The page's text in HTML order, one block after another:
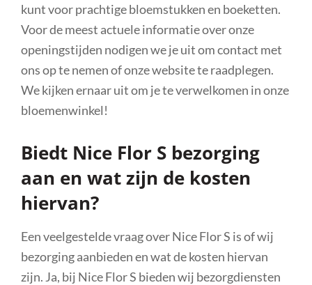
kunt voor prachtige bloemstukken en boeketten.
Voor de meest actuele informatie over onze
openingstijden nodigen we je uit om contact met
ons op te nemen of onze website te raadplegen.
We kijken ernaar uit om je te verwelkomen in onze
bloemenwinkel!
Biedt Nice Flor S bezorging
aan en wat zijn de kosten
hiervan?
Een veelgestelde vraag over Nice Flor S is of wij
bezorging aanbieden en wat de kosten hiervan
zijn. Ja, bij Nice Flor S bieden wij bezorgdiensten